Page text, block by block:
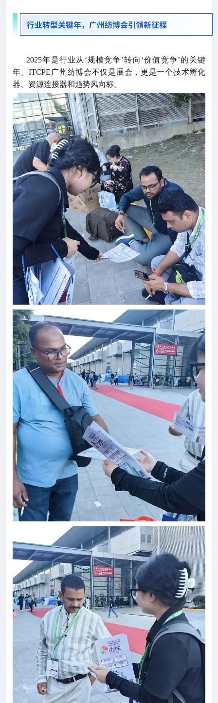
行业转型关键年，广州纺博会引领新征程
2025年是行业从‘规模竞争’转向‘价值竞争’的关键
年。ITCPE广州纺博会不仅是展会，更是一个技术孵化
器、资源连接器和趋势风向标。